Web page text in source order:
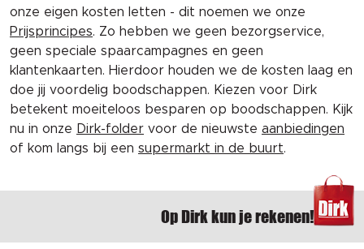
onze eigen kosten letten - dit noemen we onze
Prijsprincipes. Zo hebben we geen bezorgservice,
geen speciale spaarcampagnes en geen
klantenkaarten. Hierdoor houden we de kosten laag en
doe jij voordelig boodschappen. Kiezen voor Dirk
betekent moeiteloos besparen op boodschappen. Kijk
nu in onze Dirk-folder voor de nieuwste aanbiedingen
of kom langs bij een supermarkt in de buurt.
Op Dirk kun je rekenen!